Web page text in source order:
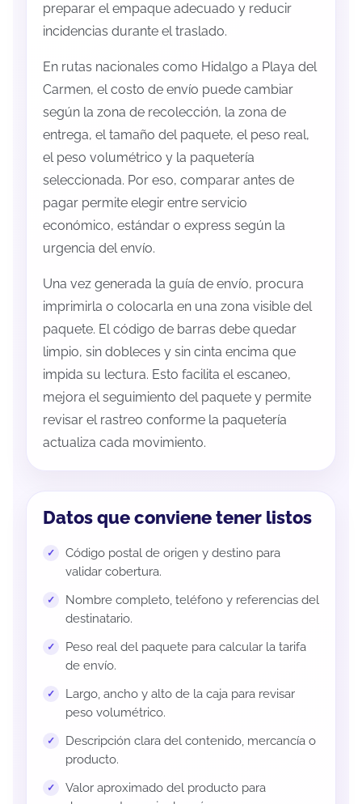
preparar el empaque adecuado y reducir
incidencias durante el traslado.
En rutas nacionales como Hidalgo a Playa del
Carmen, el costo de envío puede cambiar
según la zona de recolección, la zona de
entrega, el tamaño del paquete, el peso real,
el peso volumétrico y la paquetería
seleccionada. Por eso, comparar antes de
pagar permite elegir entre servicio
económico, estándar o express según la
urgencia del envío.
Una vez generada la guía de envío, procura
imprimirla o colocarla en una zona visible del
paquete. El código de barras debe quedar
limpio, sin dobleces y sin cinta encima que
impida su lectura. Esto facilita el escaneo,
mejora el seguimiento del paquete y permite
revisar el rastreo conforme la paquetería
actualiza cada movimiento.
Datos que conviene tener listos
Código postal de origen y destino para
validar cobertura.
Nombre completo, teléfono y referencias del
destinatario.
Peso real del paquete para calcular la tarifa
de envío.
Largo, ancho y alto de la caja para revisar
peso volumétrico.
Descripción clara del contenido, mercancía o
producto.
Valor aproximado del producto para